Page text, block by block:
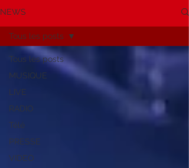
NEWS
Tous les posts
MUSIQUE
LIVE
RADIO
Télé
PRESSE
VIDEO
Tous les posts